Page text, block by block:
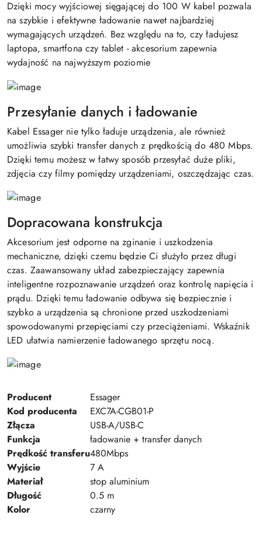
Dzięki mocy wyjściowej sięgającej do 100 W kabel pozwala
na szybkie i efektywne ładowanie nawet najbardziej
wymagających urządzeń. Bez względu na to, czy ładujesz
laptopa, smartfona czy tablet - akcesorium zapewnia
wydajność na najwyższym poziomie
Przesyłanie danych i ładowanie
Kabel Essager nie tylko ładuje urządzenia, ale również
umożliwia szybki transfer danych z prędkością do 480 Mbps.
Dzięki temu możesz w łatwy sposób przesyłać duże pliki,
zdjęcia czy filmy pomiędzy urządzeniami, oszczędzając czas.
Dopracowana konstrukcja
Akcesorium jest odporne na zginanie i uszkodzenia
mechaniczne, dzięki czemu będzie Ci służyło przez długi
czas. Zaawansowany układ zabezpieczający zapewnia
inteligentne rozpoznawanie urządzeń oraz kontrolę napięcia i
prądu. Dzięki temu ładowanie odbywa się bezpiecznie i
szybko a urządzenia są chronione przed uszkodzeniami
spowodowanymi przepięciami czy przeciążeniami. Wskaźnik
LED ułatwia namierzenie ładowanego sprzętu nocą.
Producent
Essager
Kod producenta
EXC7A-CGB01-P
Złącza
USB-A/USB-C
Funkcja
ładowanie + transfer danych
Prędkość transferu480Mbps
Wyjście
7 A
Materiał
stop aluminium
Długość
0.5 m
Kolor
czarny